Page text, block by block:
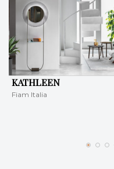
KATHLEEN
Fiam Italia